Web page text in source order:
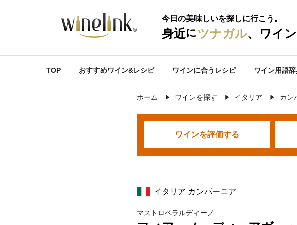
今日の美味しいを探しに行こう。
身近にツナガル、ワイン
TOP おすすめワイン&レシピ ワインに合うレシピ ワイン用語
ホーム ワインを探す イタリア カン
ワインを評価する
イタリア カンパーニア
マストロベラルディーノ